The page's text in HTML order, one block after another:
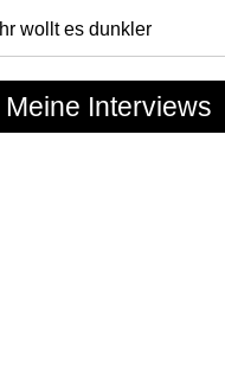
Ihr wollt es dunkler
Meine Interviews